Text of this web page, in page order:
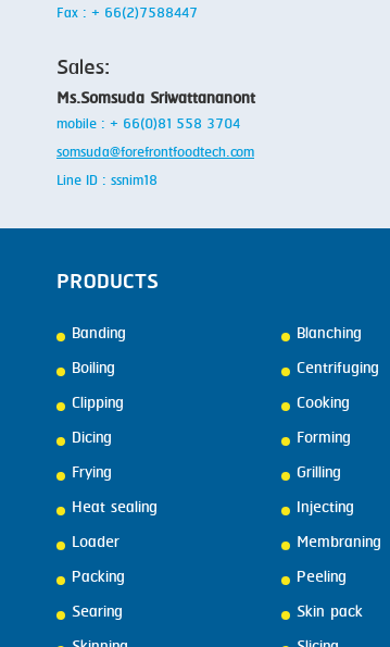
Fax : + 66(2)7588447
Sales:
Ms.Somsuda Sriwattananont
mobile : + 66(0)81 558 3704
somsuda@forefrontfoodtech.com
Line ID : ssnim18
PRODUCTS
Banding
Blanching
Boiling
Centrifuging
Clipping
Cooking
Dicing
Forming
Frying
Grilling
Heat sealing
Injecting
Loader
Membraning
Packing
Peeling
Searing
Skin pack